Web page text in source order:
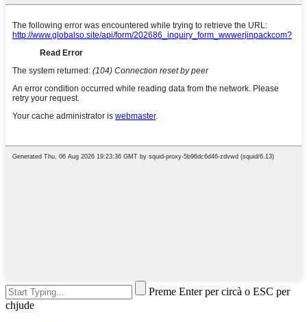
Preme Enter per circà o ESC per
chjude